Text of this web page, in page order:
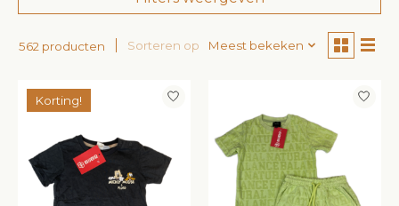
562 producten Sorteren op Meest bekeken
Korting!